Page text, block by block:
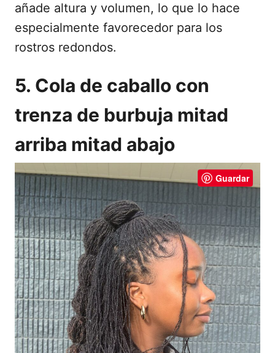
añade altura y volumen, lo que lo hace
especialmente favorecedor para los
rostros redondos.
5. Cola de caballo con
trenza de burbuja mitad
arriba mitad abajo
Guardar